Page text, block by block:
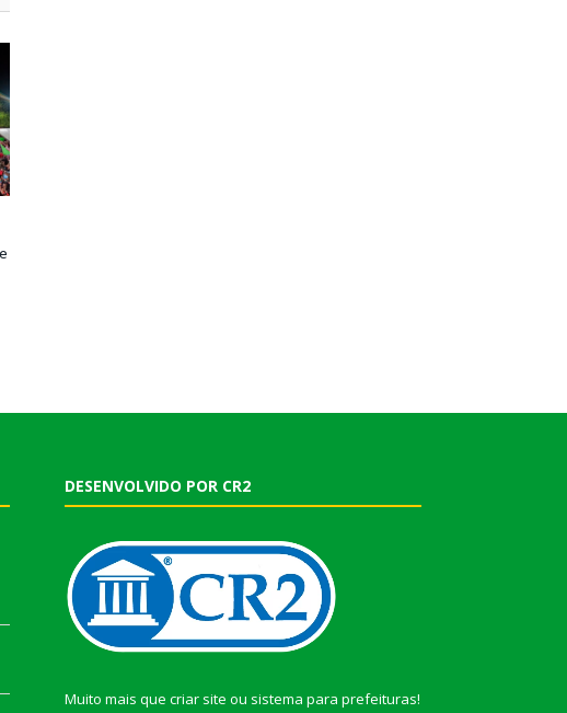
DESENVOLVIDO POR CR2
Muito mais que criar site ou sistema para prefeituras!